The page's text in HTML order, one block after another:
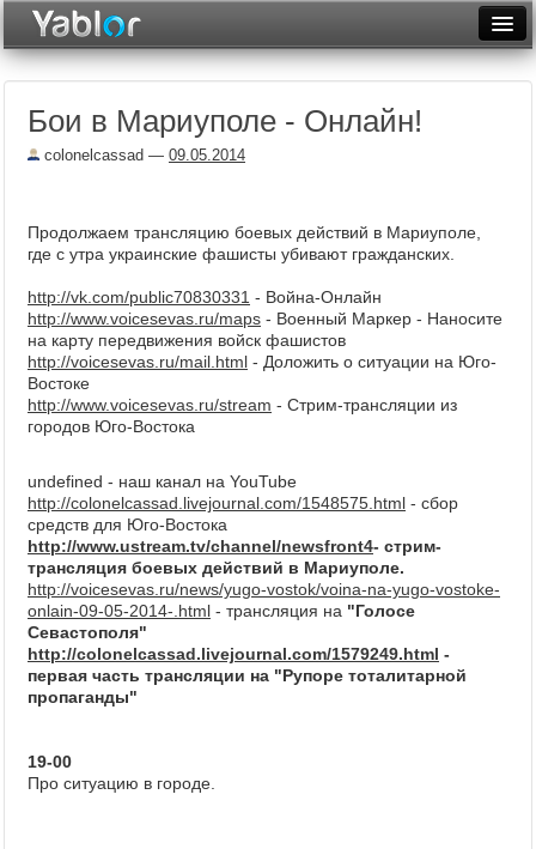
Неделя
Месяц
Архив
Фототоп
Видеотоп
Бои в Мариуполе - Онлайн!
colonelcassad — 09.05.2014
Продолжаем трансляцию боевых действий в Мариуполе,
где с утра украинские фашисты убивают гражданских.
http://vk.com/public70830331 - Война-Онлайн
http://www.voicesevas.ru/maps - Военный Маркер - Наносите
на карту передвижения войск фашистов
http://voicesevas.ru/mail.html - Доложить о ситуации на Юго-
Востоке
http://www.voicesevas.ru/stream - Стрим-трансляции из
городов Юго-Востока
undefined - наш канал на YouTube
http://colonelcassad.livejournal.com/1548575.html - сбор
средств для Юго-Востока
http://www.ustream.tv/channel/newsfront4- стрим-
трансляция боевых действий в Мариуполе.
http://voicesevas.ru/news/yugo-vostok/voina-na-yugo-vostoke-
onlain-09-05-2014-.html - трансляция на "Голосе
Севастополя"
http://colonelcassad.livejournal.com/1579249.html -
первая часть трансляции на "Рупоре тоталитарной
пропаганды"
19-00
Про ситуацию в городе.